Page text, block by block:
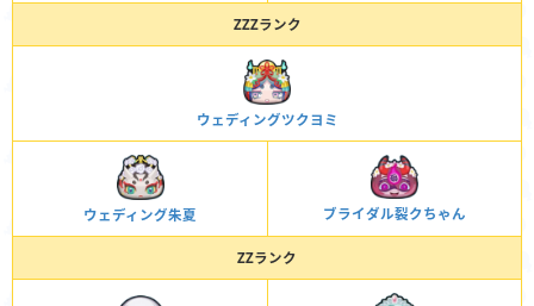
ZZZランク
ウェディングツクヨミ
ウェディング朱夏 ブライダル裂クちゃん
ZZランク